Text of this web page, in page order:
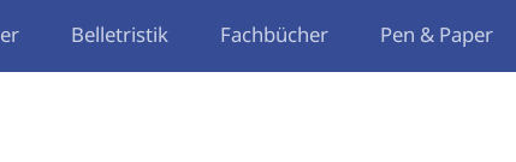
Belletristik Fachbücher Pen & Paper